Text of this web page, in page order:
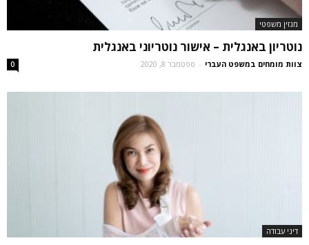
מגזין משפטי
נוטריון באנגלית – אישור נוטריוני באנגלית
צוות מומחים במשפט העברי - ספטמבר 8, 2020 0
דיני עבודה